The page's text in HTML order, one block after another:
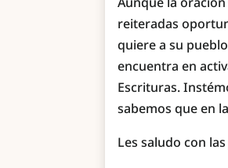
reiteradas
quiere a su
encuentra en
Escrituras.
sabemos que en
Les saludo con